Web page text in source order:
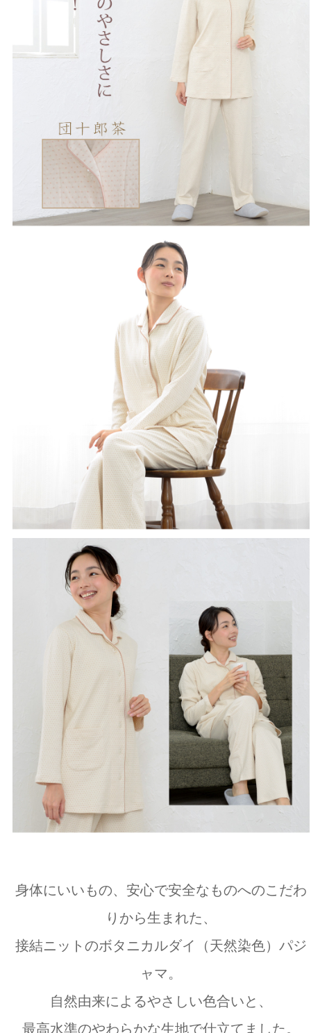
身体にいいもの、安心で安全なものへのこだわ
りから生まれた、
接結ニットのボタニカルダイ（天然染色）パジ
ャマ。
自然由来によるやさしい色合いと、
最高水準のやわらかな生地で仕立てました。